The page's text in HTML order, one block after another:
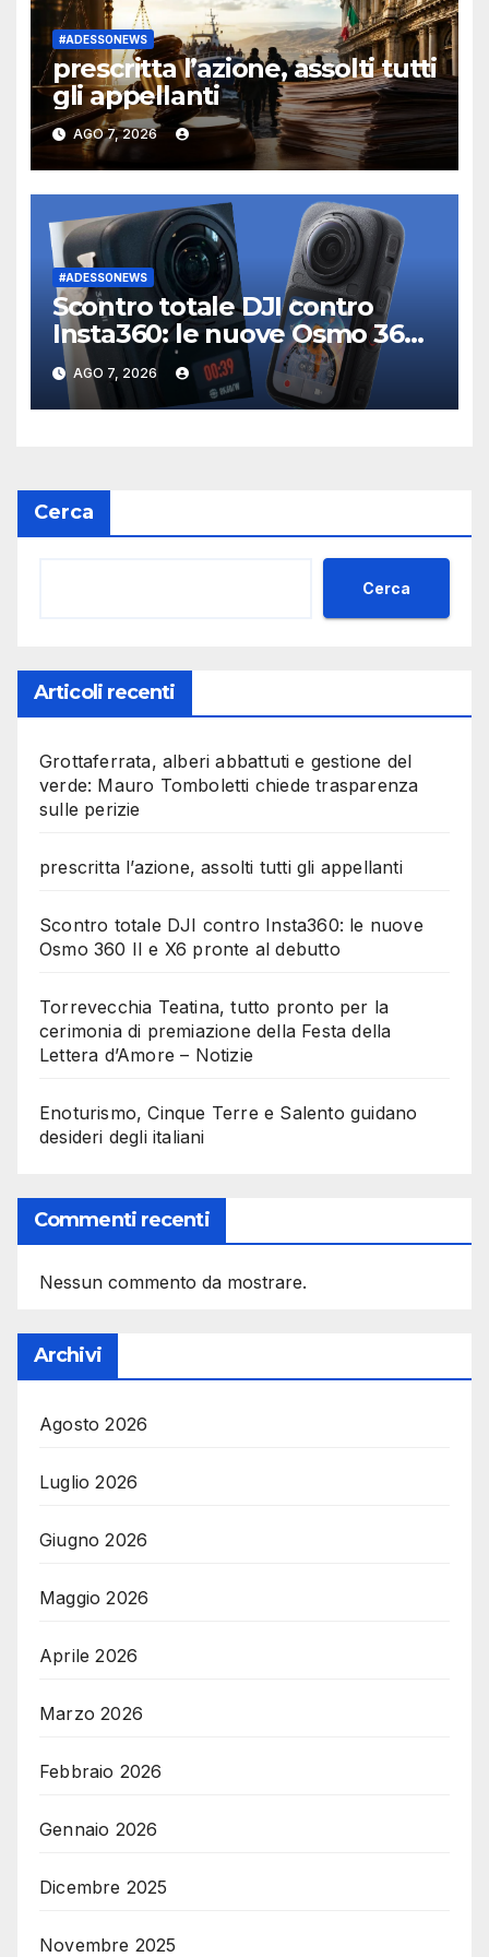
#ADESSONEWS
prescritta l’azione, assolti tutti
gli appellanti
AGO 7, 2026
#ADESSONEWS
Scontro totale DJI contro
Insta360: le nuove Osmo 360
II e X6 pronte al debutto
AGO 7, 2026
Cerca
Cerca
Articoli recenti
Grottaferrata, alberi abbattuti e gestione del
verde: Mauro Tomboletti chiede trasparenza
sulle perizie
prescritta l’azione, assolti tutti gli appellanti
Scontro totale DJI contro Insta360: le nuove
Osmo 360 II e X6 pronte al debutto
Torrevecchia Teatina, tutto pronto per la
cerimonia di premiazione della Festa della
Lettera d’Amore – Notizie
Enoturismo, Cinque Terre e Salento guidano
desideri degli italiani
Commenti recenti
Nessun commento da mostrare.
Archivi
Agosto 2026
Luglio 2026
Giugno 2026
Maggio 2026
Aprile 2026
Marzo 2026
Febbraio 2026
Gennaio 2026
Dicembre 2025
Novembre 2025